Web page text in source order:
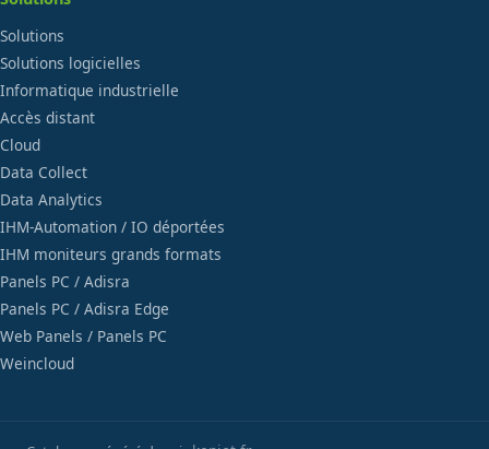
Solutions
Solutions logicielles
Informatique industrielle
Accès distant
Cloud
Data Collect
Data Analytics
IHM-Automation / IO déportées
IHM moniteurs grands formats
Panels PC / Adisra
Panels PC / Adisra Edge
Web Panels / Panels PC
Weincloud